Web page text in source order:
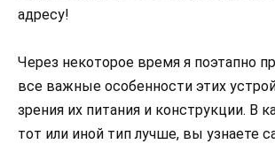
адресу!
Через некоторое время я поэтапно
все важные особенности этих
зрения их питания и конструкции. В
тот или иной тип лучше, вы узнаете